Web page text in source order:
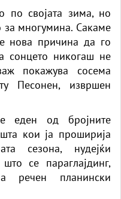
по својата зима, но
за многумина. Сакаме
нова причина да го
сонцето никогаш не
покажува сосема
Песонен, извршен
еден од бројните
кои ја проширија
сезона, нудејќи
се параглајдинг,
речен планински